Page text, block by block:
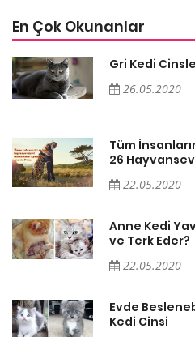
En Çok Okunanlar
Gri Kedi
26.05.2020
Tüm
26
22.05.2020
Anne Kedi
ve Terk Eder?
22.05.2020
Evde
Kedi Cinsi